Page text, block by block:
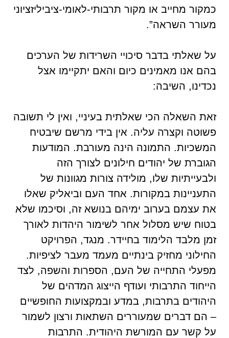
כמקור מחייב או מקור תרבותי-לאומי-ציביליזציוני
מעורר השראה”.
על שאלתי בדבר סיכויי השרידות של הערכים
בהם אנו מאמינים כיום והאם יתקיימו אצל
נכדינו, השיבה:
זאת השאלה הכי שאלתית בעיניי, ואין לי תשובה
פשוטה וקצרה עליה. אין בידי מרשם שיבטיח
המשכיות. התמונה הינה מעורבת. המודעות
הגוברת של יהודים חילונים לצורך הזה
ולבעייתיות שלו, מולידה צורות מגוונות של
התעניינות במקורות. אחד העם וביאליק שאלו
את עצמם בערוב ימיהם בנושא זה, וסיכמו שלא
בטוח שיש מסלול אחר לשימור היהדות לאורך
זמן מלבד הלימוד בחיידר. מנגד, הפרויקט
החילוני מחזיק בינתיים מעמד מעבר לציפיות.
מפעלי התחייה של העם, הספרות והשפה, לצד
הייחוד התרבותי ועודף הייצוג המדהים של
היהודים בתרבות, במדע ובמקצועות החופשיים
– הם דברים שמעוררים השתאות ורצון לשמור
על קשר עם המורשת היהודית. התרבות